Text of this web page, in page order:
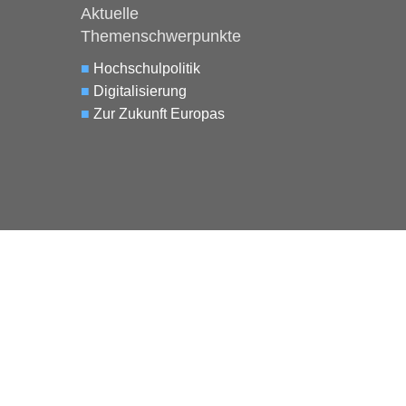
Aktuelle
Themenschwerpunkte
■ Hochschulpolitik
■ Digitalisierung
■ Zur Zukunft Europas